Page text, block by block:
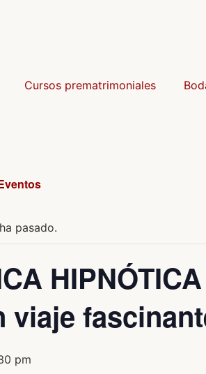
Cursos prematrimoniales
pasado.
viaje
pm